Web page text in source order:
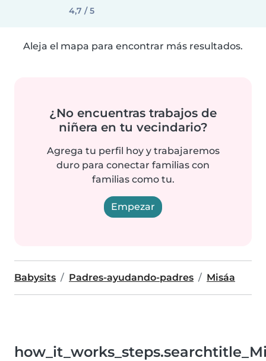
4,7 / 5
Aleja el mapa para encontrar más resultados.
¿No encuentras trabajos de
niñera en tu vecindario?
Agrega tu perfil hoy y trabajaremos
duro para conectar familias con
familias como tu.
Empezar
Babysits Padres-ayudando-padres Misáa